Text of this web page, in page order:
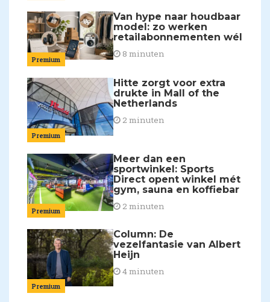
Premium
Van hype naar houdbaar
model: zo werken
retailabonnementen wél
8 minuten
Premium
Hitte zorgt voor extra
drukte in Mall of the
Netherlands
2 minuten
Premium
Meer dan een
sportwinkel: Sports
Direct opent winkel mét
gym, sauna en koffiebar
2 minuten
Premium
Column: De
vezelfantasie van Albert
Heijn
4 minuten